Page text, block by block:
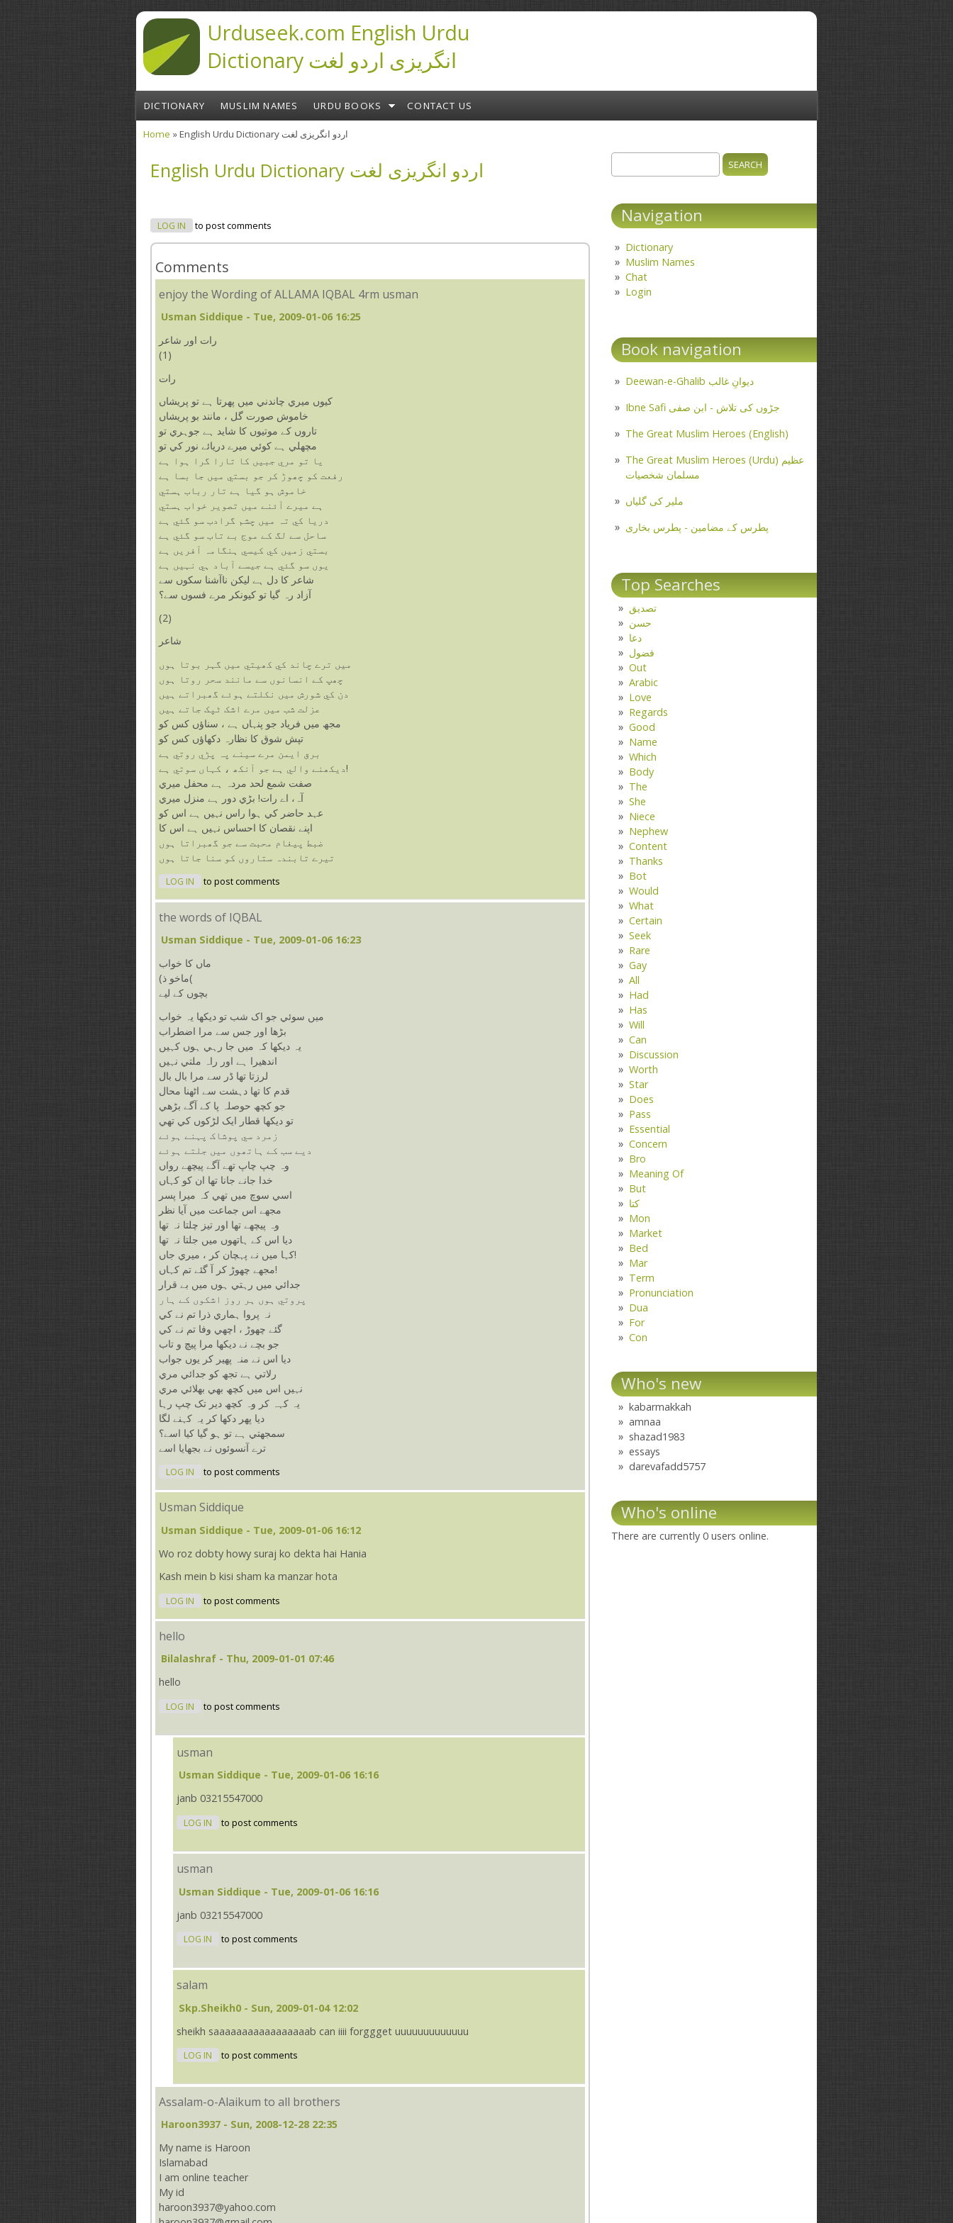
Urduseek.com English Urdu
Dictionary انگریزی اردو لغت
DICTIONARY MUSLIM NAMES URDU BOOKS CONTACT US
Home » English Urdu Dictionary اردو انگریزی لغت
English Urdu Dictionary اردو انگریزی لغت
LOG IN to post comments
Comments
enjoy the Wording of ALLAMA IQBAL 4rm usman
Usman Siddique - Tue, 2009-01-06 16:25
رات اور شاعر
(1)
رات
کيوں ميري چاندني ميں پھرتا ہے تو پريشاں
خاموش صورت گل ، مانند بو پريشاں
تاروں کے موتيوں کا شايد ہے جوہري تو
مچھلي ہے کوئي ميرے دريائے نور کي تو
يا تو مري جبيں کا تارا گرا ہوا ہے
رفعت کو چھوڑ کر جو بستي ميں جا بسا ہے
خاموش ہو گيا ہے تار رباب ہستي
ہے ميرے آئنے ميں تصوير خواب ہستي
دريا کي تہ ميں چشم گرادب سو گئي ہے
ساحل سے لگ کے موج بے تاب سو گئي ہے
بستي زميں کي کيسي ہنگامہ آفريں ہے
يوں سو گئي ہے جيسے آباد ہي نہيں ہے
شاعر کا دل ہے ليکن ناآشنا سکوں سے
آزاد رہ گيا تو کيونکر مرے فسوں سے؟
(2)
شاعر
ميں ترے چاند کي کھيتي ميں گہر بوتا ہوں
چھپ کے انسانوں سے مانند سحر روتا ہوں
دن کي شورش ميں نکلتے ہوئے گھبراتے ہيں
عزلت شب ميں مرے اشک ٹپک جاتے ہيں
مجھ ميں فرياد جو پنہاں ہے ، سناؤں کس کو
تپش شوق کا نظارہ دکھاؤں کس کو
برق ايمن مرے سينے پہ پڑي روتي ہے
ديکھنے والي ہے جو آنکھ ، کہاں سوتي ہے!
صفت شمع لحد مردہ ہے محفل ميري
آہ، اے رات! بڑي دور ہے منزل ميري
عہد حاضر کي ہوا راس نہيں ہے اس کو
اپنے نقصان کا احساس نہيں ہے اس کا
ضبط پيغام محبت سے جو گھبراتا ہوں
تيرے تابندہ ستاروں کو سنا جاتا ہوں
LOG IN to post comments
the words of IQBAL
Usman Siddique - Tue, 2009-01-06 16:23
ماں کا خواب
(ماخو ذ(
بچوں کے ليے
ميں سوئي جو اک شب تو ديکھا يہ خواب
بڑھا اور جس سے مرا اضطراب
يہ ديکھا کہ ميں جا رہي ہوں کہيں
اندھيرا ہے اور راہ ملتي نہيں
لرزتا تھا ڈر سے مرا بال بال
قدم کا تھا دہشت سے اٹھنا محال
جو کچھ حوصلہ پا کے آگے بڑھي
تو ديکھا قطار ايک لڑکوں کي تھي
زمرد سي پوشاک پہنے ہوئے
ديے سب کے ہاتھوں ميں جلتے ہوئے
وہ چپ چاپ تھے آگے پيچھے رواں
خدا جانے جانا تھا ان کو کہاں
اسي سوچ ميں تھي کہ ميرا پسر
مجھے اس جماعت ميں آيا نظر
وہ پيچھے تھا اور تيز چلتا نہ تھا
ديا اس کے ہاتھوں ميں جلتا نہ تھا
کہا ميں نے پہچان کر ، ميري جاں!
مجھے چھوڑ کر آ گئے تم کہاں!
جدائي ميں رہتي ہوں ميں بے قرار
پروتي ہوں ہر روز اشکوں کے ہار
نہ پروا ہماري ذرا تم نے کي
گئے چھوڑ ، اچھي وفا تم نے کي
جو بچے نے ديکھا مرا پيچ و تاب
ديا اس نے منہ پھير کر يوں جواب
رلاتي ہے تجھ کو جدائي مري
نہيں اس ميں کچھ بھي بھلائي مري
يہ کہہ کر وہ کچھ دير تک چپ رہا
ديا پھر دکھا کر يہ کہنے لگا
سمجھتي ہے تو ہو گيا کيا اسے؟
ترے آنسوئوں نے بجھايا اسے
LOG IN to post comments
Usman Siddique
Usman Siddique - Tue, 2009-01-06 16:12
Wo roz dobty howy suraj ko dekta hai Hania
Kash mein b kisi sham ka manzar hota
LOG IN to post comments
hello
Bilalashraf - Thu, 2009-01-01 07:46
hello
LOG IN to post comments
usman
Usman Siddique - Tue, 2009-01-06 16:16
janb 03215547000
LOG IN to post comments
usman
Usman Siddique - Tue, 2009-01-06 16:16
janb 03215547000
LOG IN to post comments
salam
Skp.sheikh0 - Sun, 2009-01-04 12:02
sheikh saaaaaaaaaaaaaaaaab can iiii forggget uuuuuuuuuuuuu
LOG IN to post comments
Assalam-o-Alaikum to all brothers
Haroon3937 - Sun, 2008-12-28 22:35
My name is Haroon
Islamabad
I am online teacher
My id
haroon3937@yahoo.com
Search form
Navigation
Dictionary
Muslim Names
Chat
Login
Book navigation
Deewan-e-Ghalib دیوانِ غالب
Ibne Safi جڑوں کی تلاش - ابن صفی
The Great Muslim Heroes (English)
The Great Muslim Heroes (Urdu) عظیم
مسلمان شخصیات
ملیر کی گلیاں
پطرس کے مضامین - پطرس بخاری
Top Searches
تصدیق
حسن
دعا
فضول
Out
Arabic
Love
Regards
Good
Name
Which
Body
The
She
Niece
Nephew
Content
Thanks
Bot
Would
What
Certain
Seek
Rare
Gay
All
Had
Has
Will
Can
Discussion
Worth
Star
Does
Pass
Essential
Concern
Bro
Meaning Of
But
کتا
Mon
Market
Bed
Mar
Term
Pronunciation
Dua
For
Con
Who's new
kabarmakkah
amnaa
shazad1983
essays
darevafadd5757
Who's online
There are currently 0 users online.